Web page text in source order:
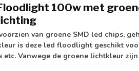
100w met
van groene SMD led chips,
is deze led floodlight geschikt
etc. Vanwege de groene lichtkleur